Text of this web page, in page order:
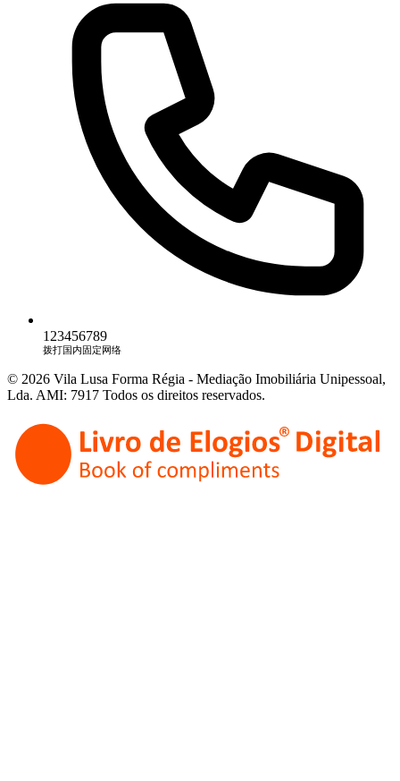
123456789
拨打国内固定网络
© 2026 Vila Lusa Forma Régia - Mediação Imobiliária Unipessoal,
Lda. AMI: 7917 Todos os direitos reservados.